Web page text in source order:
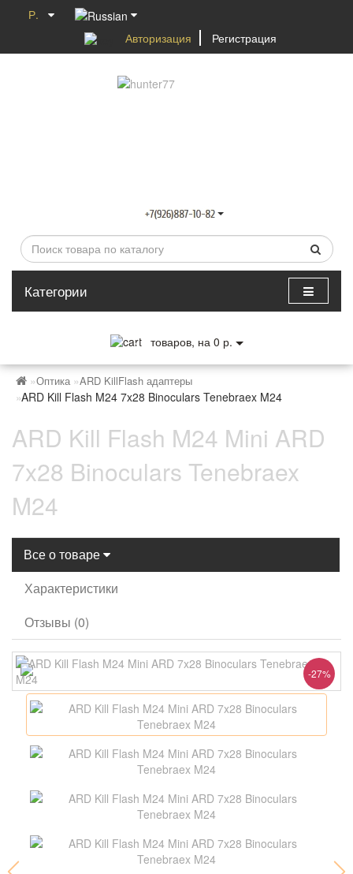
Р.
Авторизация
Регистрация
Категории
0 товаров, на 0 р.
Оптика ARD KillFlash адаптеры
ARD Kill Flash M24 7x28 Binoculars Tenebraex M24
ARD Kill Flash M24 Mini ARD
7x28 Binoculars Tenebraex
M24
Все о товаре
Характеристики
Отзывы (0)
-27%